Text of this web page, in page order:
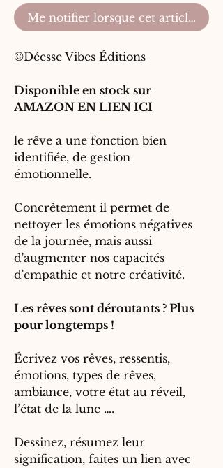
Me notifier lorsque cet article est
©Déesse Vibes Éditions
Disponible en stock sur
AMAZON EN LIEN ICI
le rêve a une fonction bien
identifiée, de gestion
émotionnelle.
Concrètement il permet de
nettoyer les émotions négatives
de la journée, mais aussi
d'augmenter nos capacités
d'empathie et notre créativité.
Les rêves sont déroutants ? Plus
pour longtemps !
Écrivez vos rêves, ressentis,
émotions, types de rêves,
ambiance, votre état au réveil,
l’état de la lune ….
Dessinez, résumez leur
signification, faites un lien avec